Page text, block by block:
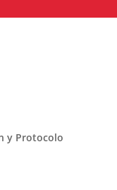
y Protocolo